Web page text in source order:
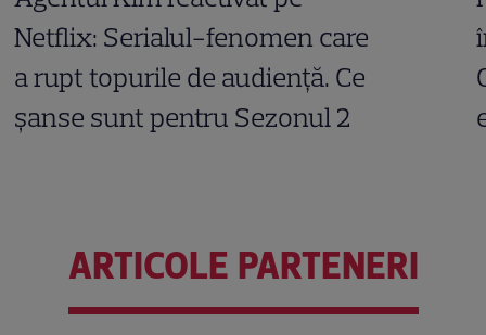
Netflix: Serialul-fenomen care
a rupt topurile de audiență. Ce
șanse sunt pentru Sezonul 2
ARTICOLE PARTENERI